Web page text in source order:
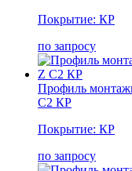
Покрытие: КР
по запросу
Профиль
С2 КР
Покрытие: КР
по запросу